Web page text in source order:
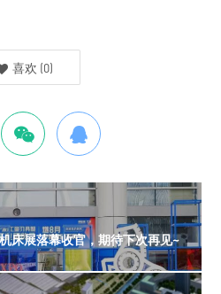
喜欢 (0)
床展落幕收官，期待下次再见~